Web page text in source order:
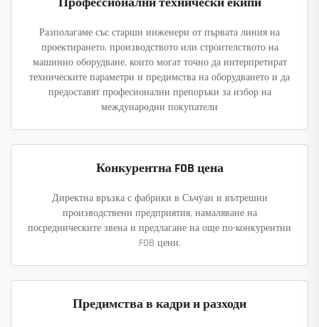
Разполагаме със старши инженери от първата линия на
проектирането, производството или строителството на
машинно оборудване, които могат точно да интерпретират
техническите параметри и предимства на оборудването и да
предоставят професионални препоръки за избор на
международни покупатели
Конкурентна FOB цена
Директна връзка с фабрики в Съчуан и вътрешни
производствени предприятия, намаляване на
посредническите звена и предлагане на още по-конкурентни
FOB цени.
Предимства в кадри и разходи